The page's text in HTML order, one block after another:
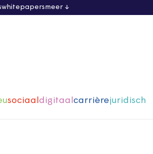
whitepapersmeer
sociaaldigitaalcarrièrejuridisch